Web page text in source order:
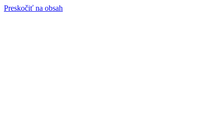
Preskočiť na obsah